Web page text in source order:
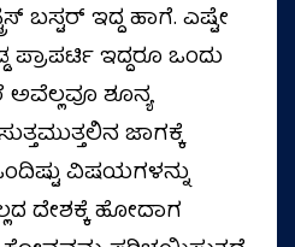
ಬಸ್ಟರ್‌ ಇದ್ದ ಹಾಗೆ. ಎಷ್ಟೇ
ಪ್ರಾಪರ್ಟಿ ಇದ್ದರೂ ಒಂದು
ಶೂನ್ಯ
ಜಾಗಕ್ಕೆ
ವಿಷಯಗಳನ್ನು
ದೇಶಕ್ಕೆ ಹೋದಾಗ